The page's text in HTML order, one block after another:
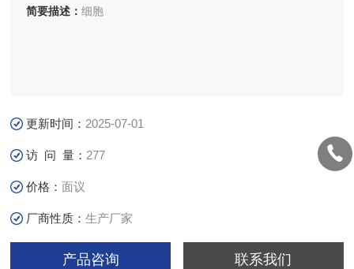
简要描述：细胞
更新时间： 2025-07-01
访 问 量： 277
价格：面议
厂商性质：生产厂家
产品咨询 联系我们